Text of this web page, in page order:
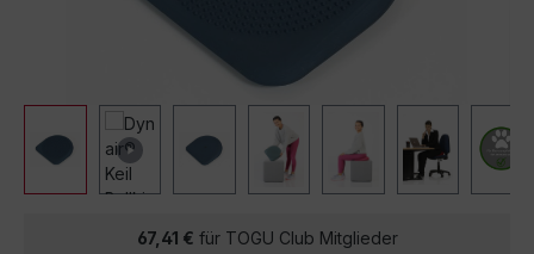
67,41 € für TOGU Club Mitglieder